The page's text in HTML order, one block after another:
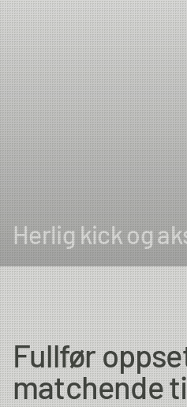
Herlig kick og
Fullfør
matchende